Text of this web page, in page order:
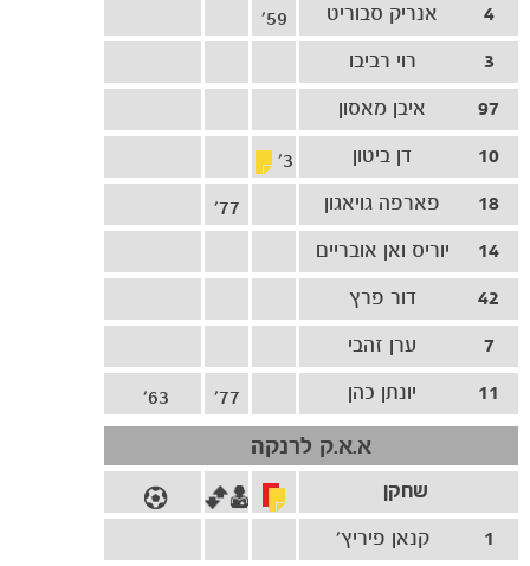
הקבוצות
4
אנריק סבוריט
59'
3
רוי רביבו
97
איבן מאסון
10
דן ביטון
3'
18
פארפה גויאגון
77'
14
יוריס ואן אובריים
42
דור פרץ
7
ערן זהבי
11
יונתן כהן 63' 77'
א.א.ק לרנקה
שחקן
1
קנאן פיריץ'